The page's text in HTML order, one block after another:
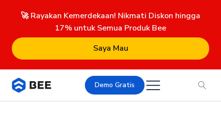
🚀 Rayakan Kemerdekaan! Nikmati Diskon hingga
17% untuk Semua Produk Bee
Saya Mau
Demo Gratis